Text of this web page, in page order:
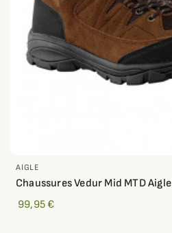
AIGLE
Chaussures Vedur Mid MTD Aigle
99,95 €